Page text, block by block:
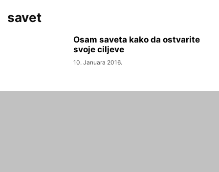
savet
Osam saveta kako da ostvarite
svoje ciljeve
10. Januara 2016.